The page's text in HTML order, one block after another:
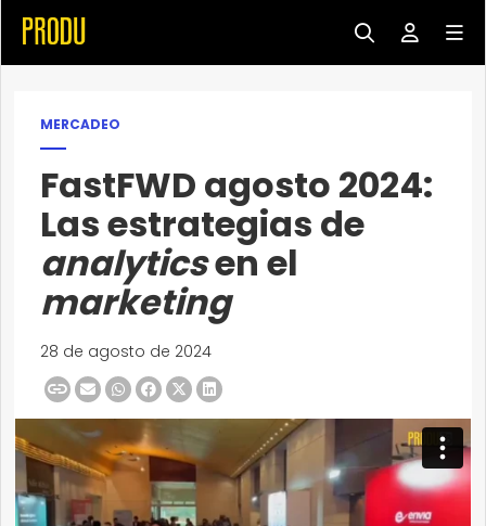
MERCADEO
FastFWD agosto 2024:
Las estrategias de
analyticsen el
marketing
28 de agosto de 2024